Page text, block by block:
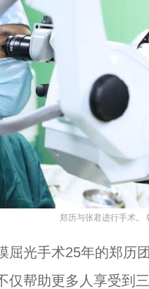
郑历与张君进行手术。
光手术25年的郑历
仅帮助更多人享受到